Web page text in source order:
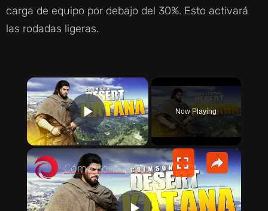
carga de equipo por debajo del 30%. Esto activará
las rodadas ligeras.
×
PLAY VIDEO
Now Playing
×
Cómo conseguir una KATANA en Crimson Desert | Espada Hwando